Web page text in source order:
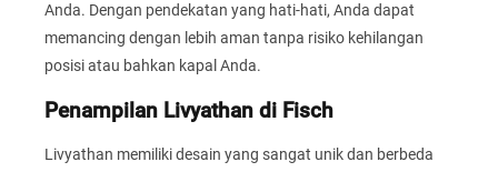
Anda. Dengan pendekatan yang hati-hati, Anda dapat
memancing dengan lebih aman tanpa risiko kehilangan
posisi atau bahkan kapal Anda.
Penampilan Livyathan di Fisch
Livyathan memiliki desain yang sangat unik dan berbeda